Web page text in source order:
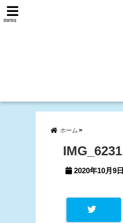
menu
ホーム
IMG_6231
2020年10月9日